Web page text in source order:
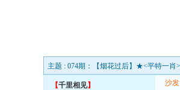
主题 : 074期：【烟花过后】★<平特一肖
【千里相见】 沙发